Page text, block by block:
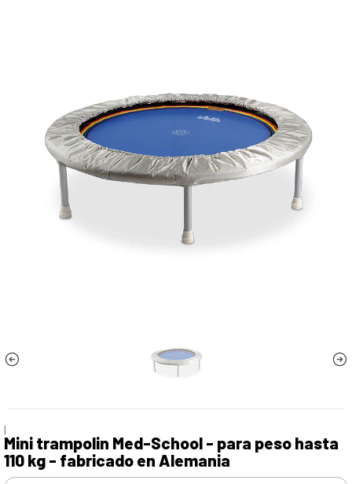
|
Mini trampolin Med-School - para peso hasta
110 kg - fabricado en Alemania